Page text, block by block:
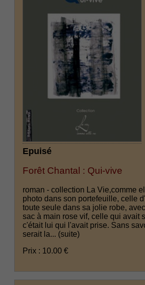
Epuisé
Forêt Chantal : Qui-vive
roman - collection La Vie,comme
photo dans son portefeuille, celle
toute seule dans sa jolie robe,
sac à main rose vif, celle qui avait
c'était lui qui l'avait prise. Sans
serait la... (suite)
Prix : 10.00 €